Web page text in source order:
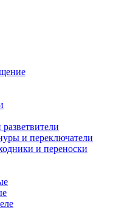
и переключатели
и переноски